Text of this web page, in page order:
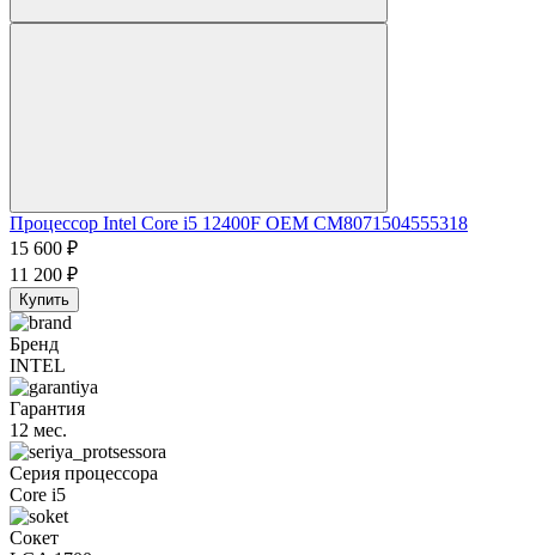
Процессор Intel Core i5 12400F OEM CM8071504555318
15 600 ₽
11 200 ₽
Купить
Бренд
INTEL
Гарантия
12 мес.
Серия процессора
Core i5
Сокет